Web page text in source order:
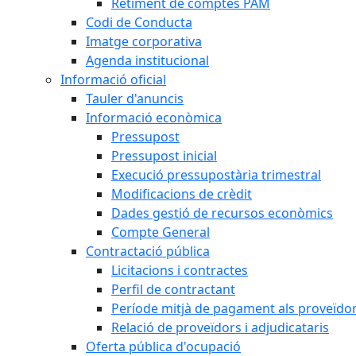
Codi de Conducta
Imatge corporativa
Agenda institucional
Informació oficial
Tauler d'anuncis
Informació econòmica
Pressupost
Pressupost inicial
Execució pressupostària trimestral
Modificacions de crèdit
Dades gestió de recursos econòmics
Compte General
Contractació pública
Licitacions i contractes
Perfil de contractant
Període mitjà de pagament als
Relació de proveïdors i adjudicataris
Oferta pública d'ocupació